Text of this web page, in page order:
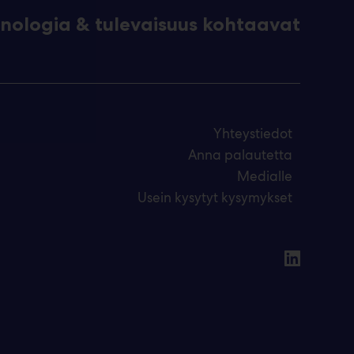
& tulevaisuus kohtaavat
Yhteystiedot
Anna palautetta
Medialle
Usein kysytyt kysymykset